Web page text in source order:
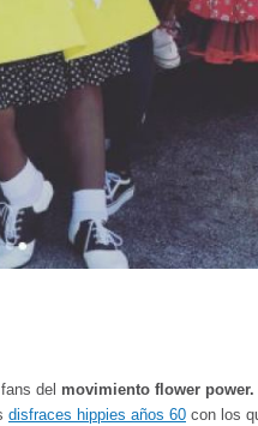
del movimiento flower power.
disfraces hippies años 60 con los